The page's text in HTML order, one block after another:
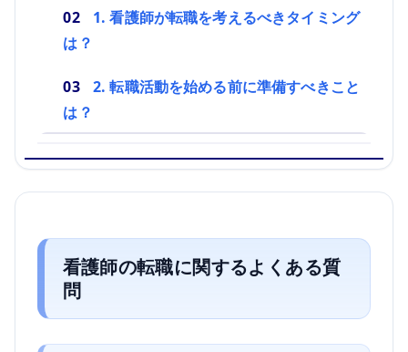
1. 看護師が転職を考えるべきタイミング
は？
2. 転職活動を始める前に準備すべきこと
は？
看護師の転職に関するよくある質
問